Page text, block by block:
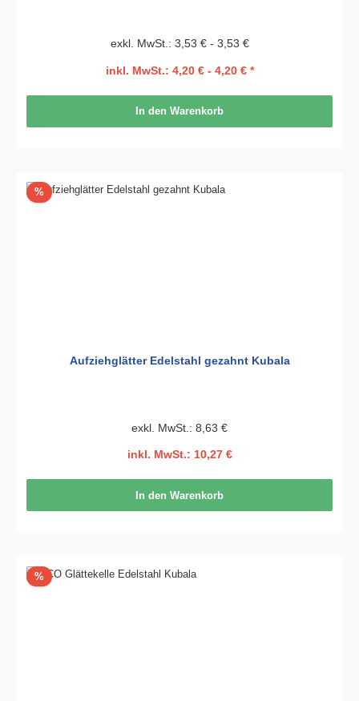
exkl. MwSt.: 3,53 € - 3,53 €
inkl. MwSt.: 4,20 € - 4,20 € *
In den Warenkorb
%Rabatt
Aufziehglätter Edelstahl gezahnt Kubala
exkl. MwSt.: 8,63 €
inkl. MwSt.: 10,27 €
In den Warenkorb
%Rabatt